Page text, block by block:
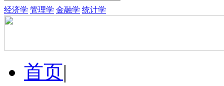
经济学 管理学 金融学 统计学
首页|